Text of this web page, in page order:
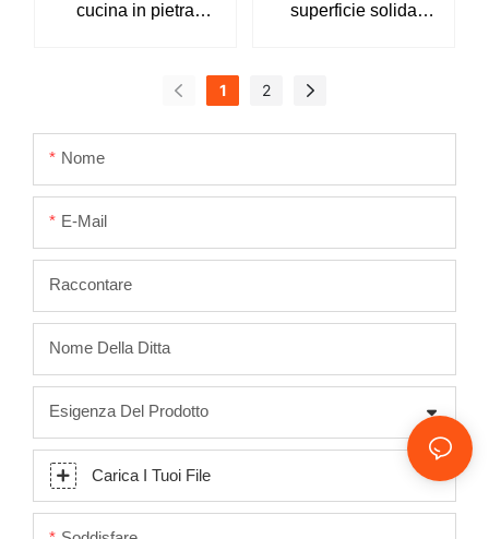
cucina in pietra
superficie solida
1 2
Nome
E-Mail
Raccontare
Nome Della Ditta
Esigenza Del Prodotto
Carica I Tuoi File